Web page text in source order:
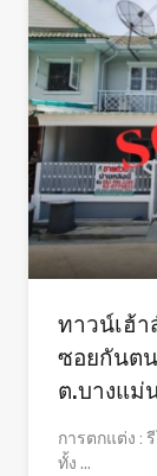
ทาวน์เฮ้
ซอยกันต
ต.บางแม่
การตกแต่ง :
ทั้ง ...